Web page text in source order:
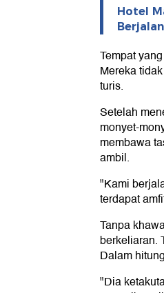
Hotel
Tempat
Mereka
turis.
Setelah
monyet-
membawa
ambil.
"Kami
terdapat
Tanpa
berkeliaran.
Dalam
"Dia